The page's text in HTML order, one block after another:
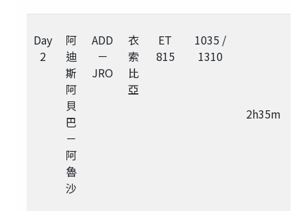
Day
2
阿
迪
斯
阿
貝
巴
－
阿
魯
沙
ADD
－
JRO
衣
索
比
亞
ET
815
1035 /
1310
2h35m